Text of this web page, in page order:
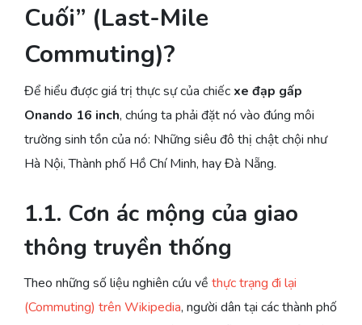
Cuối” (Last-Mile
Commuting)?
Để hiểu được giá trị thực sự của chiếc xe đạp gấp
Onando 16 inch, chúng ta phải đặt nó vào đúng môi
trường sinh tồn của nó: Những siêu đô thị chật chội như
Hà Nội, Thành phố Hồ Chí Minh, hay Đà Nẵng.
1.1. Cơn ác mộng của giao
thông truyền thống
Theo những số liệu nghiên cứu về thực trạng đi lại
(Commuting) trên Wikipedia, người dân tại các thành phố